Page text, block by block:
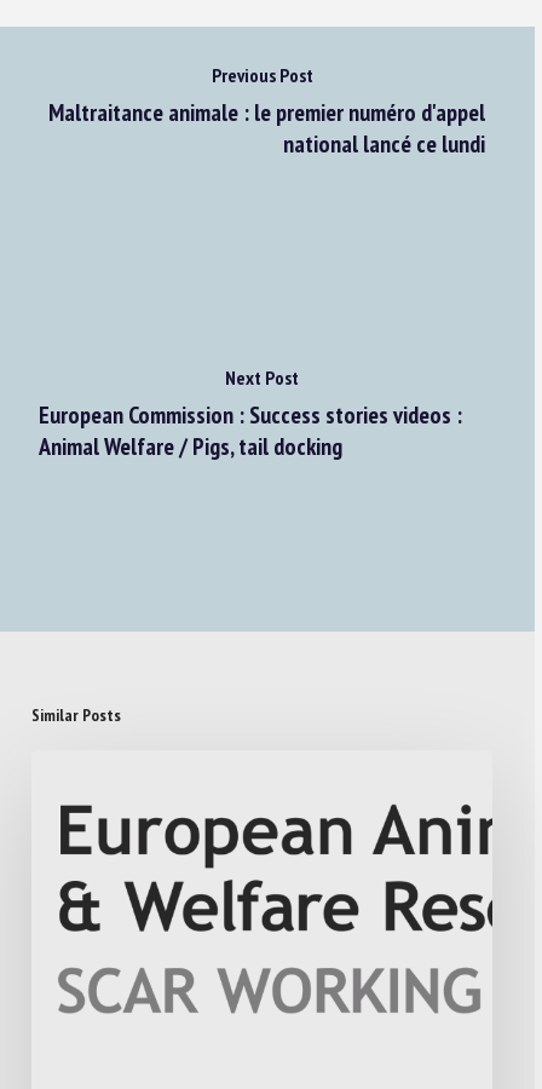
Previous Post
Maltraitance animale : le premier numéro d'appel
national lancé ce lundi
Next Post
European Commission : Success stories videos :
Animal Welfare / Pigs, tail docking
Similar Posts